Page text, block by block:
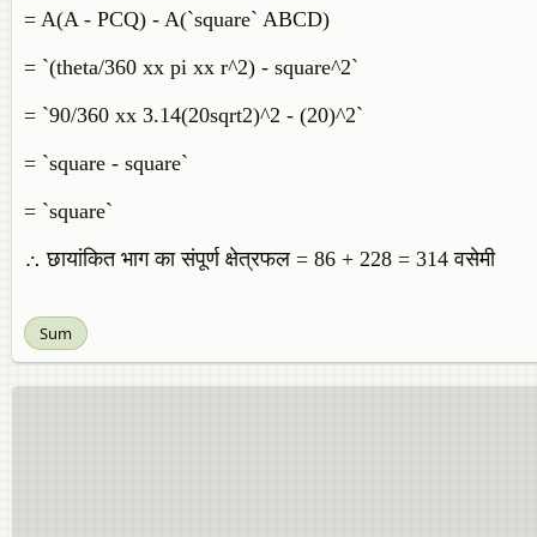
= A(A - PCQ) - A(`square` ABCD)
= `(theta/360 xx pi xx r^2) - square^2`
= `90/360 xx 3.14(20sqrt2)^2 - (20)^2`
= `square - square`
= `square`
∴ छायांकित भाग का संपूर्ण क्षेत्रफल = 86 + 228 = 314 वसेमी
Sum